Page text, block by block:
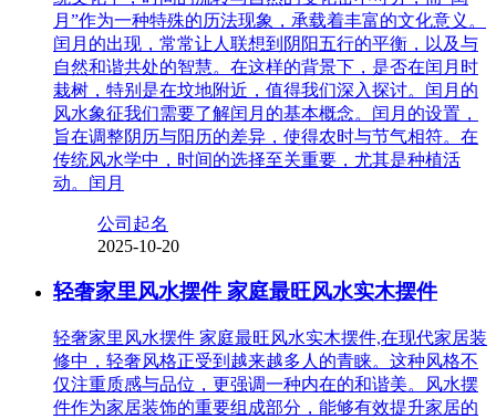
月”作为一种特殊的历法现象，承载着丰富的文化意义。
闰月的出现，常常让人联想到阴阳五行的平衡，以及与
自然和谐共处的智慧。在这样的背景下，是否在闰月时
栽树，特别是在坟地附近，值得我们深入探讨。闰月的
风水象征我们需要了解闰月的基本概念。闰月的设置，
旨在调整阴历与阳历的差异，使得农时与节气相符。在
传统风水学中，时间的选择至关重要，尤其是种植活
动。闰月
公司起名
2025-10-20
轻奢家里风水摆件 家庭最旺风水实木摆件
轻奢家里风水摆件 家庭最旺风水实木摆件,在现代家居装
修中，轻奢风格正受到越来越多人的青睐。这种风格不
仅注重质感与品位，更强调一种内在的和谐美。风水摆
件作为家居装饰的重要组成部分，能够有效提升家居的